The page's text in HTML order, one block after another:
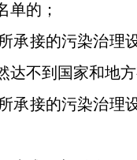
的；
接的污染治理
不到国家和地
接的污染治理